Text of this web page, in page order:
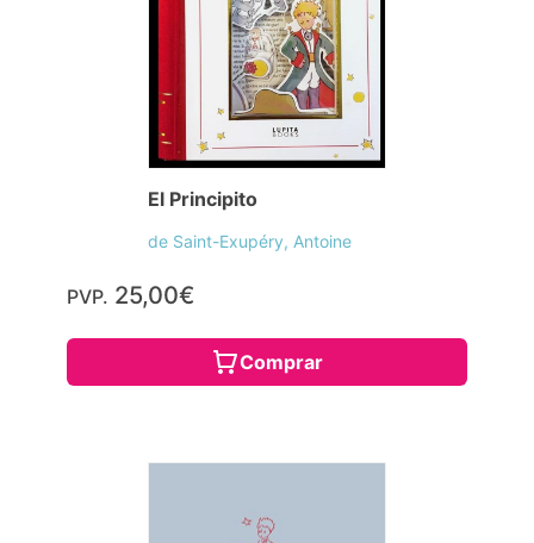
El Principito
de Saint-Exupéry, Antoine
PVP. 25,00€
Comprar